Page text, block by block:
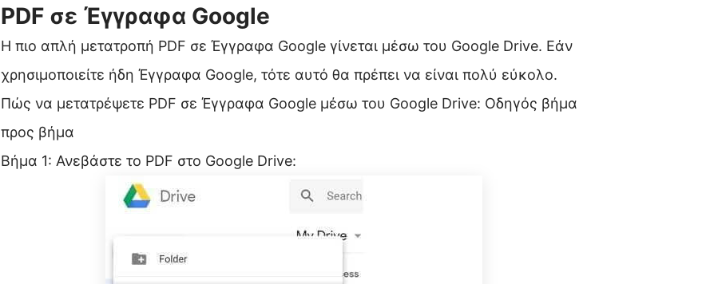
PDF σε Έγγραφα Google
Η πιο απλή μετατροπή PDF σε Έγγραφα Google γίνεται μέσω του Google Drive. Εάν
χρησιμοποιείτε ήδη Έγγραφα Google, τότε αυτό θα πρέπει να είναι πολύ εύκολο.
Πώς να μετατρέψετε PDF σε Έγγραφα Google μέσω του Google Drive: Οδηγός βήμα
προς βήμα
Βήμα 1: Ανεβάστε το PDF στο Google Drive: